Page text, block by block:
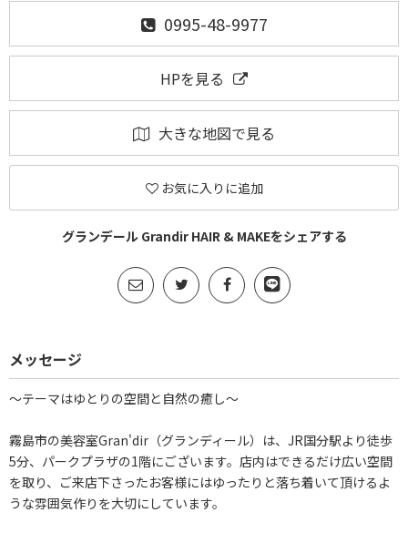
0995-48-9977
HPを見る
大きな地図で見る
お気に入りに追加
グランデール Grandir HAIR & MAKEをシェアする
メッセージ
～テーマはゆとりの空間と自然の癒し～
霧島市の美容室Gran'dir（グランディール）は、JR国分駅より徒歩
5分、パークプラザの1階にございます。店内はできるだけ広い空間
を取り、ご来店下さったお客様にはゆったりと落ち着いて頂けるよ
うな雰囲気作りを大切にしています。